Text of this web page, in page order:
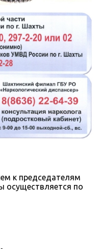
к председателям
осуществляется по